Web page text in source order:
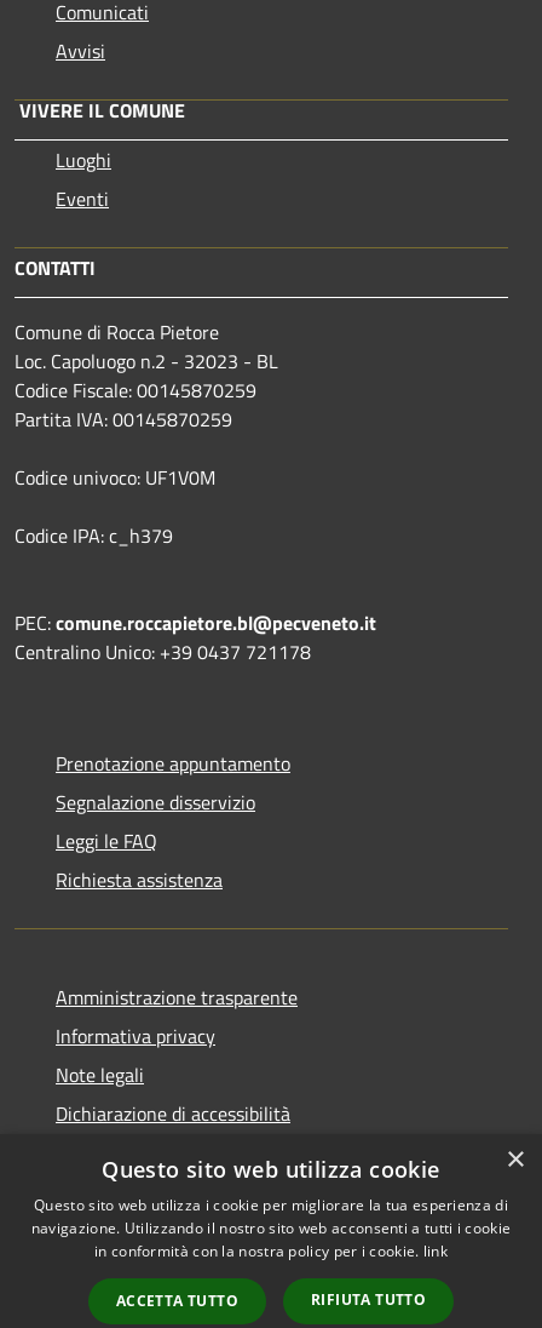
Comunicati
Avvisi
VIVERE IL COMUNE
Luoghi
Eventi
CONTATTI
Comune di Rocca Pietore
Loc. Capoluogo n.2 - 32023 - BL
Codice Fiscale: 00145870259
Partita IVA: 00145870259
Codice univoco: UF1V0M
Codice IPA: c_h379
PEC:comune.roccapietore.bl@pecveneto.it
Centralino Unico: +39 0437 721178
Prenotazione appuntamento
Segnalazione disservizio
Leggi le FAQ
Richiesta assistenza
Amministrazione trasparente
Informativa privacy
Note legali
Dichiarazione di accessibilità
RSS
Accessibilità
Copyright © 2026 • Comune di
Rocca Pietore • Powered by
Municipium•
Accesso
×
Questo sito web utilizza cookie
Questo sito web utilizza i cookie per migliorare la tua esperienza di
navigazione. Utilizzando il nostro sito web acconsenti a tutti i cookie
in conformità con la nostra policy per i cookie. link
ACCETTA TUTTO RIFIUTA TUTTO